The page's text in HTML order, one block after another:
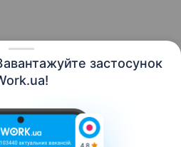
застосунок